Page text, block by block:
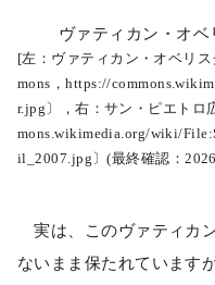
ヴァティカン・オ
[左：ヴァティカン・オベリ
mons，https://
r.jpg〕，右：サン・ピエトロ
mons.wikimedia.org/wiki/
il_2007.jpg〕(最終確認：
実は、このヴァティカ
ないまま保たれています